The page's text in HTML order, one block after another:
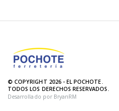
© COPYRIGHT 2026 - EL POCHOTE.
TODOS LOS DERECHOS RESERVADOS.
Desarrollado por BryanRM